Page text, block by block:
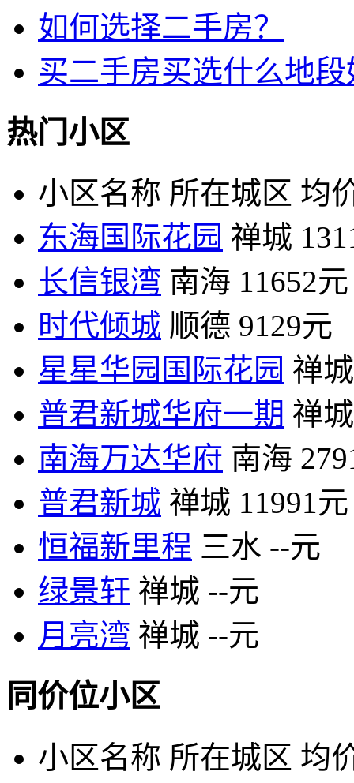
如何选择二手房？
买二手房买选什么地段
热门小区
小区名称 所在城区 均
东海国际花园 禅城
长信银湾 南海 11652元
时代倾城 顺德 9129元
星星华园国际花园 禅城
普君新城华府一期 禅城
南海万达华府 南海
普君新城 禅城 11991元
恒福新里程 三水 --元
绿景轩 禅城 --元
月亮湾 禅城 --元
同价位小区
小区名称 所在城区 均